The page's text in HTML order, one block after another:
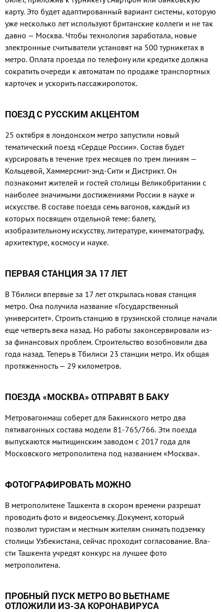
карту. Это будет адаптированный вариант системы, которую
уже несколько лет используют британские коллеги и не так
давно — Москва. Чтобы технология заработала, новые
электронные считыватели установят на 500 турникетах в
метро. Оплата проезда по телефону или кредитке должна
сократить очереди к автоматам по продаже транспортных
карточек и ускорить пассажиропоток.
ПОЕЗД С РУССКИМ АКЦЕНТОМ
25 октября в лондонском метро запустили новый
тематический поезд «Сердце России». Состав будет
курсировать в течение трех месяцев по трем линиям —
Кольцевой, Хаммерсмит-энд-Сити и Дистрикт. Он
познакомит жителей и гостей столицы Великобритании с
наиболее значимыми достижениями России в науке и
искусстве. В составе поезда семь вагонов, каждый из
которых посвящен отдельной теме: балету,
изобразительному искусству, литературе, кинематографу,
архитектуре, космосу и науке.
ПЕРВАЯ СТАНЦИЯ ЗА 17 ЛЕТ
В Тбилиси впервые за 17 лет открылась новая станция
метро. Она получила название «Государственный
университет». Строить станцию в грузинской столице начали
еще четверть века назад. Но работы законсервировали из-
за финансовых проблем. Строительство возобновили два
года назад. Теперь в Тбилиси 23 станции метро. Их общая
протяженность — 29 километров.
ПОЕЗДА «МОСКВА» ОТПРАВЯТ В БАКУ
Метровагонмаш соберет для Бакинского метро два
пятивагон­ных состава модели 81-765/766. Эти поезда
выпускаются мыти­щинским заводом с 2017 года для
Московского метрополитена под названием «Москва».
ФОТОГРАФИРОВАТЬ МОЖНО
В метрополитене Ташкента в скором времени разрешат
про­водить фото и видеосъемку. Доку­мент, который
позволит туристам и местным жителям снимать под­земку
столицы Узбекистана, сей­час проходит согласование. Вла­
сти Ташкента учредят конкурс на лучшее фото
метрополитена.
ПРОБНЫЙ ПУСК МЕТРО ВО ВЬЕТНАМЕ
ОТЛОЖИЛИ ИЗ-ЗА КОРОНАВИРУСА